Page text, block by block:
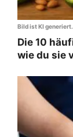
Bild ist KI generiert.
Die 10
wie du sie